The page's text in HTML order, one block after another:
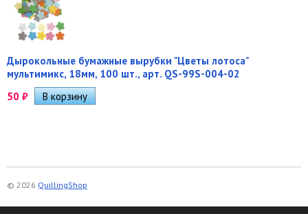
Дырокольные бумажные вырубки "Цветы лотоса"
мультимикс, 18мм, 100 шт., арт. QS-99S-004-02
50 ₽
© 2026 QuillingShop